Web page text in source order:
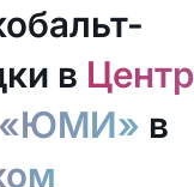
в Центр
«ЮМИ» в